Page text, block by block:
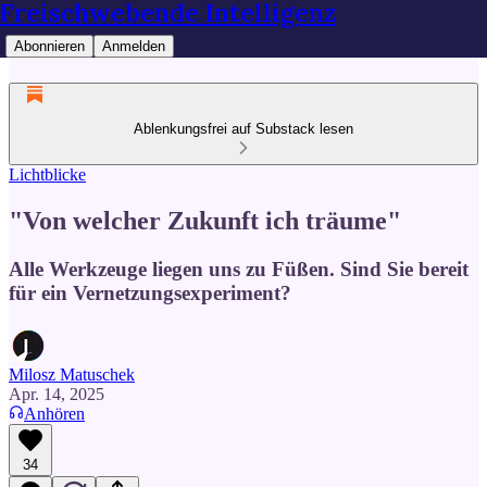
Freischwebende Intelligenz
Abonnieren Anmelden
Ablenkungsfrei auf Substack lesen
Lichtblicke
"Von welcher Zukunft ich träume"
Alle Werkzeuge liegen uns zu Füßen. Sind Sie bereit
für ein Vernetzungsexperiment?
Milosz Matuschek
Apr. 14, 2025
Anhören
34